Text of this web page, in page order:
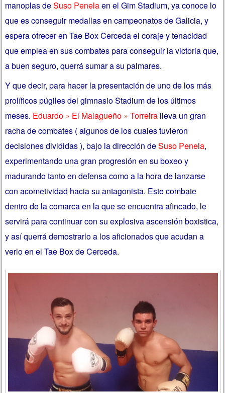
manoplas deSuso Penelaen el Gim Stadium, ya conoce lo
que es conseguir medallas en campeonatos de Galicia, y
espera ofrecer en Tae Box Cerceda el coraje y tenacidad
que emplea en sus combates para conseguir la victoria que,
a buen seguro, querrá sumar a su palmares.
Y que decir, para hacer la presentación de uno de los más
prolíficos púgiles del gimnasio Stadium de los últimos
meses. Eduardo » El Malagueño » Torreira lleva un gran
racha de combates ( algunos de los cuales tuvieron
decisiones divididas ), bajo la dirección deSuso Penela,
experimentando una gran progresión en su boxeo y
madurando tanto en defensa como a la hora de lanzarse
con acometividad hacia su antagonista. Este combate
dentro de la comarca en la que se encuentra afincado, le
servirá para continuar con su explosiva ascensión boxistica,
y así querrá demostrarlo a los aficionados que acudan a
verlo en el Tae Box de Cerceda.